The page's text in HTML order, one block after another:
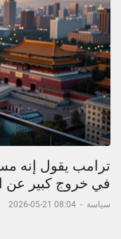
ترامب يقول إنه
في خروج كبير عن
سياسة -
08:04 21-05-2026